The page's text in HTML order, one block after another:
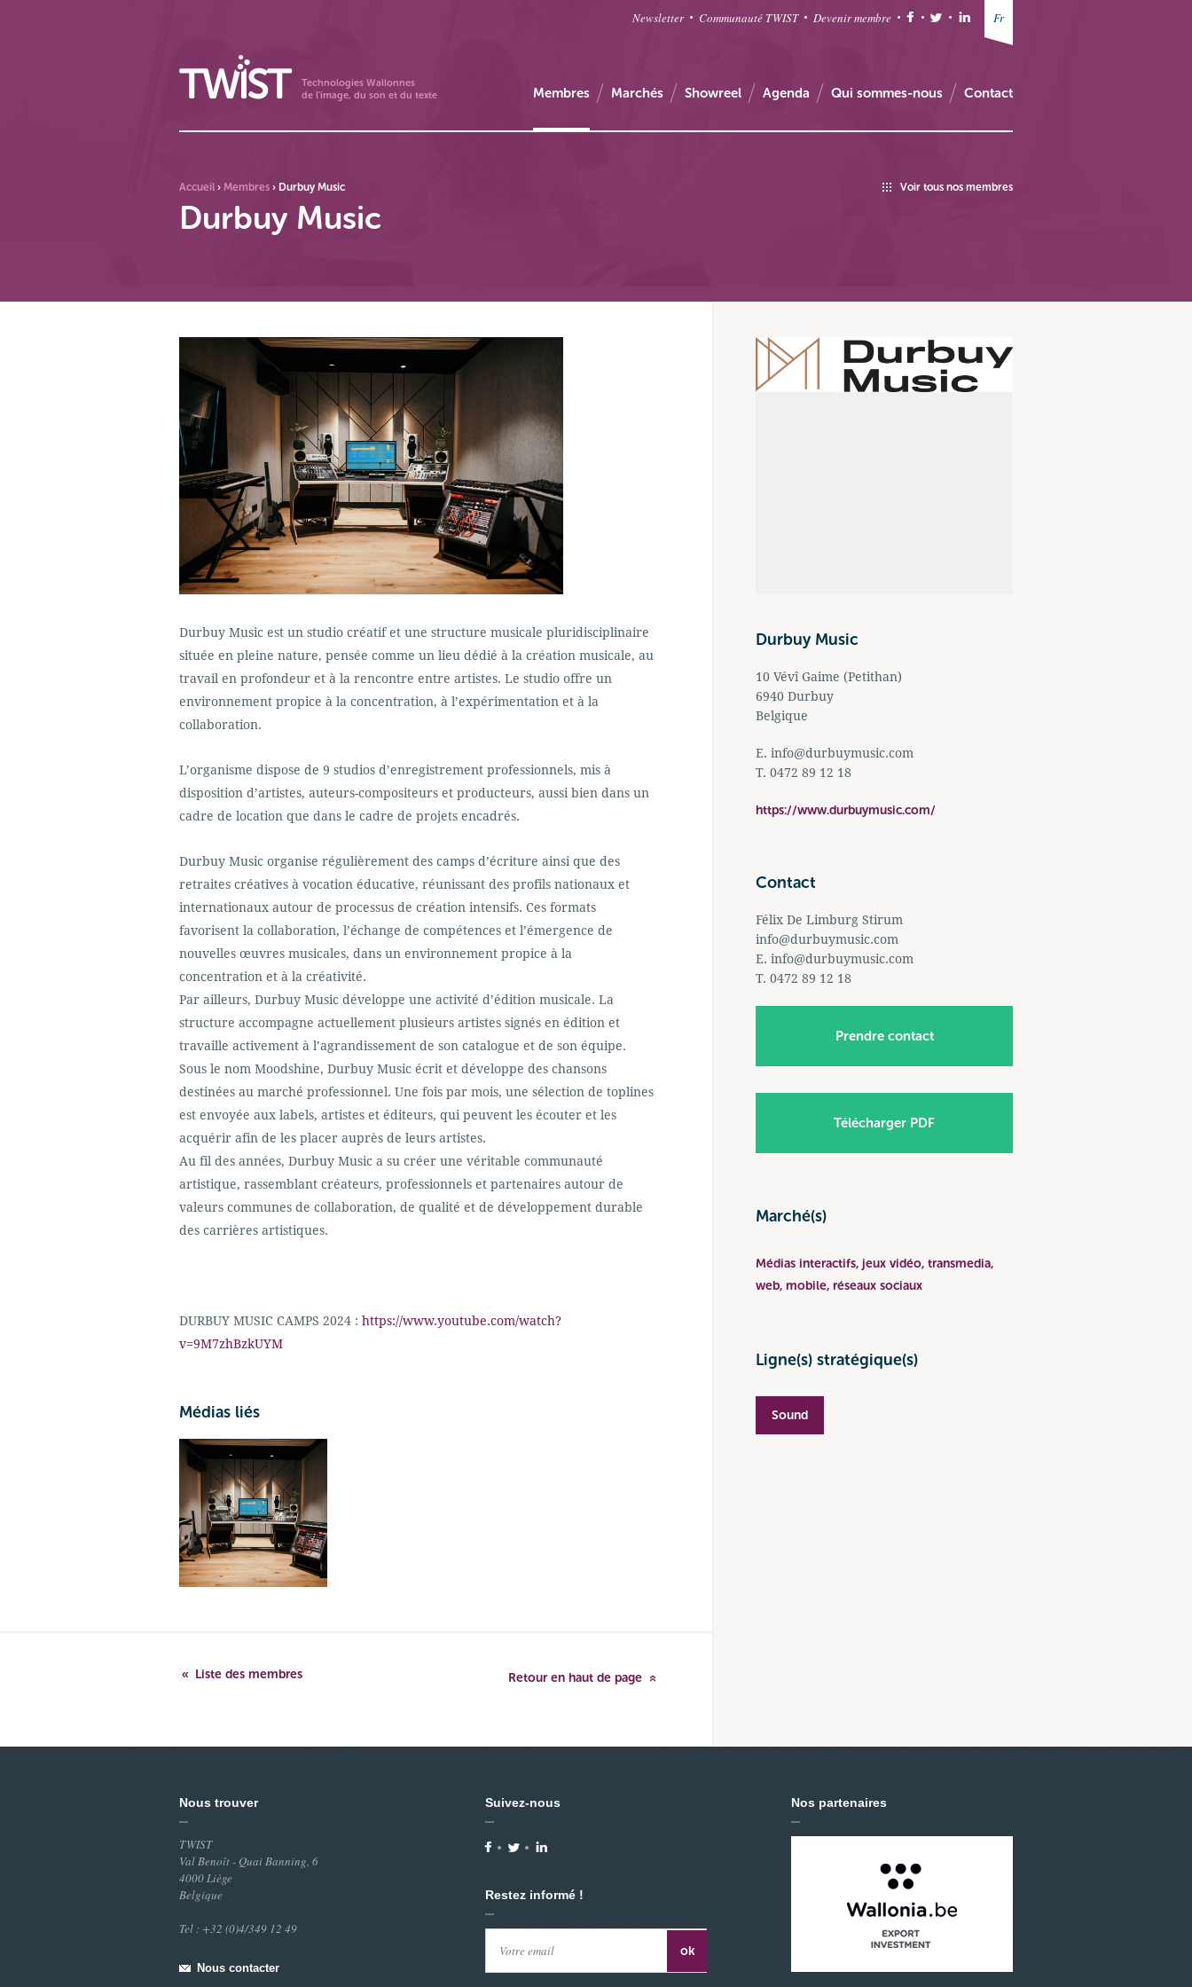
Newsletter Communauté TWIST Devenir membre Fr
Technologies Wallonnes
de l'image, du son et du texte
Membres Marchés Showreel Agenda Qui sommes-nous Contact
Accueil › Membres › Durbuy Music Voir tous nos membres
Durbuy Music
Durbuy Music est un studio créatif et une structure musicale pluridisciplinaire
située en pleine nature, pensée comme un lieu dédié à la création musicale, au
travail en profondeur et à la rencontre entre artistes. Le studio offre un
environnement propice à la concentration, à l’expérimentation et à la
collaboration.
L’organisme dispose de 9 studios d’enregistrement professionnels, mis à
disposition d’artistes, auteurs-compositeurs et producteurs, aussi bien dans un
cadre de location que dans le cadre de projets encadrés.
Durbuy Music organise régulièrement des camps d’écriture ainsi que des
retraites créatives à vocation éducative, réunissant des profils nationaux et
internationaux autour de processus de création intensifs. Ces formats
favorisent la collaboration, l’échange de compétences et l’émergence de
nouvelles œuvres musicales, dans un environnement propice à la
concentration et à la créativité.
Par ailleurs, Durbuy Music développe une activité d’édition musicale. La
structure accompagne actuellement plusieurs artistes signés en édition et
travaille activement à l’agrandissement de son catalogue et de son équipe.
Sous le nom Moodshine, Durbuy Music écrit et développe des chansons
destinées au marché professionnel. Une fois par mois, une sélection de toplines
est envoyée aux labels, artistes et éditeurs, qui peuvent les écouter et les
acquérir afin de les placer auprès de leurs artistes.
Au fil des années, Durbuy Music a su créer une véritable communauté
artistique, rassemblant créateurs, professionnels et partenaires autour de
valeurs communes de collaboration, de qualité et de développement durable
des carrières artistiques.
DURBUY MUSIC CAMPS 2024 : https://www.youtube.com/watch?
v=9M7zhBzkUYM
Médias liés
Liste des membres Retour en haut de page
Durbuy Music
10 Vévî Gaime (Petithan)
6940 Durbuy
Belgique
E. info@durbuymusic.com
T. 0472 89 12 18
https://www.durbuymusic.com/
Contact
Félix De Limburg Stirum
info@durbuymusic.com
E. info@durbuymusic.com
T. 0472 89 12 18
Prendre contact
Télécharger PDF
Marché(s)
Médias interactifs, jeux vidéo, transmedia,
web, mobile, réseaux sociaux
Ligne(s) stratégique(s)
Sound
Nous trouver
TWIST
Val Benoît - Quai Banning, 6
4000 Liège
Belgique
Tel : +32 (0)4/349 12 49
Nous contacter
Suivez-nous
Restez informé !
Nos partenaires